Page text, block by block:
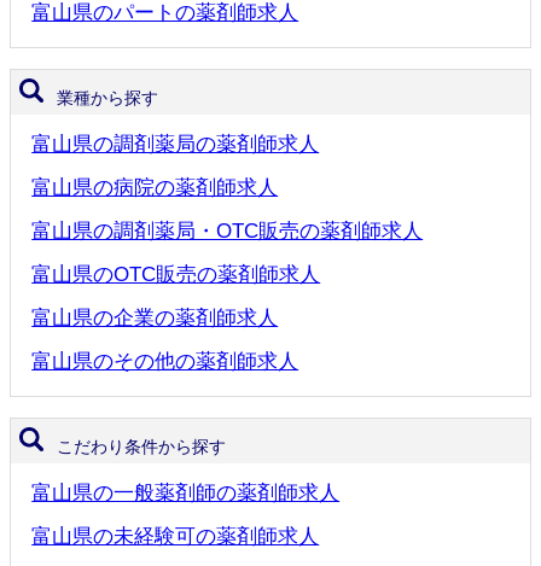
富山県のパートの薬剤師求人
業種から探す
富山県の調剤薬局の薬剤師求人
富山県の病院の薬剤師求人
富山県の調剤薬局・OTC販売の薬剤師求人
富山県のOTC販売の薬剤師求人
富山県の企業の薬剤師求人
富山県のその他の薬剤師求人
こだわり条件から探す
富山県の一般薬剤師の薬剤師求人
富山県の未経験可の薬剤師求人